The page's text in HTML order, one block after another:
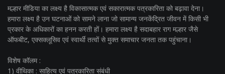
मल्हार मीडिया का लक्ष्य है विकासात्मक एवं सकारात्मक पत्रकारिता को बढ़ावा देना।
हमारा लक्ष्य है उन घटनाओं को सामने लाना जो सामान्य जनकेंद्रित जीवन में किसी भी
प्रकार के अधिकारों का हनन करती हों। हमारा लक्ष्य है सदाबहार राग मल्हार जैसे
ऑफबीट, एक्सक्लूसिव एवं स्वार्थी तत्वों से मुक्त समाचार जनता तक पहुंचाना।
विशेष कॉलम :
1) वीथिका : साहित्य एवं पत्रकारिता संबंधी